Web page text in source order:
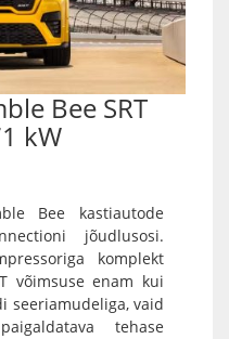
Bee SRT
kW
Bee kastiautode
jõudlusosi.
komplekt
võimsuse enam kui
seeriamudeliga, vaid
tehase